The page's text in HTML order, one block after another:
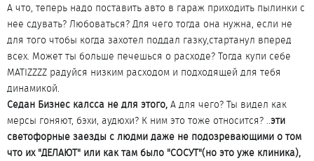
Седан Бизнес калсса не для этого,
вот ZLOдею респект собрал эксклюзив и не думает ни о каких
секундах
А что, теперь надо поставить авто в гараж приходить пылинки с
нее сдувать? Любоваться? Для чего тогда она нужна, если не
для того чтобы когда захотел поддал газку,стартанул вперед
всех. Может ты больше печешься о расходе? Тогда купи себе
MATIZZZZ радуйся низким расходом и подходящей для тебя
динамикой.
Седан Бизнес калсса не для этого, А для чего? Ты видел как
мерсы гоняют, бэхи, аудюхи? К ним это тоже относится? ..эти
светофорные заезды с людми даже не подозревающими о том
что их "ДЕЛАЮТ" или как там было "СОСУТ"(но это уже клиника),